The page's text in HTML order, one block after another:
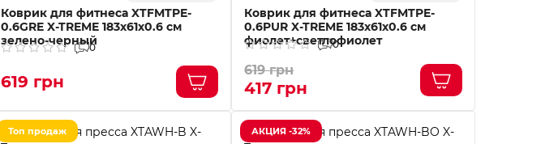
Коврик для фитнеса XTFMTPE-
0.6GRE X-TREME 183x61x0.6 см
зелено-черный
0
619 грн
Коврик для фитнеса XTFMTPE-
0.6PUR X-TREME 183x61x0.6 см
фиолет+светлофиолет
0
619 грн
417 грн
Топ продаж АКЦИЯ -32%